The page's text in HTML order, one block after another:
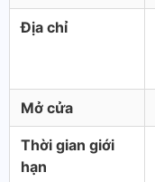
Địa chỉ
Mở cửa
Thời gian giới
hạn